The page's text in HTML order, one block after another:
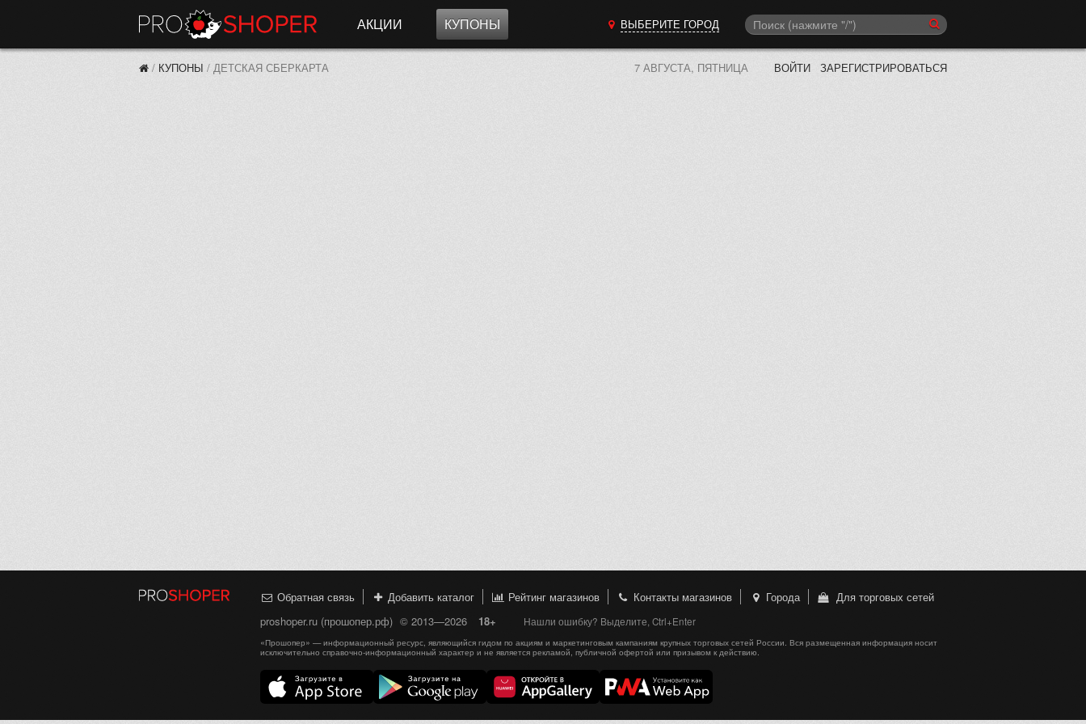
АКЦИИ КУПОНЫ ВЫБЕРИТЕ ГОРОД
/ КУПОНЫ / ДЕТСКАЯ СБЕРКАРТА 7 АВГУСТА, ПЯТНИЦА ВОЙТИ ЗАРЕГИСТРИРОВАТЬСЯ
Обратная связь Добавить каталог Рейтинг магазинов Контакты магазинов Города
Для торговых сетей
proshoper.ru (прошопер.рф) © 2013—2026 18+ Нашли ошибку? Выделите, Ctrl+Enter
«Прошопер» — информационный ресурс, являющийся гидом по акциям и маркетинговым кампаниям крупных торговых сетей России. Вся размещенная информация носит
исключительно справочно-информационный характер и не является рекламой, публичной офертой или призывом к действию.